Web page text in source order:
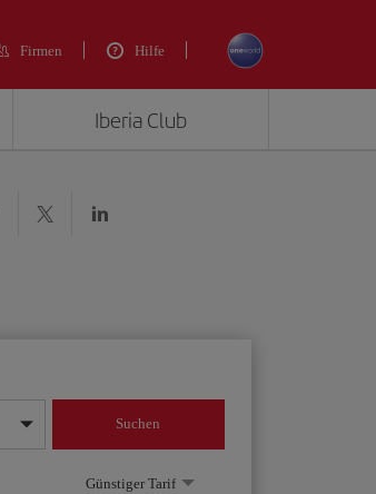
Firmen Hilfe
Iberia Club
ein
Suchen
Günstiger Tarif